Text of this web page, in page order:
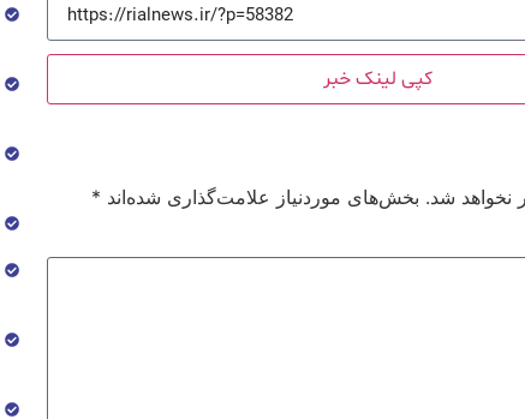
کپی لینک خبر
نخواهد شد. بخش‌های موردنیاز علامت‌گذاری شده‌اند *